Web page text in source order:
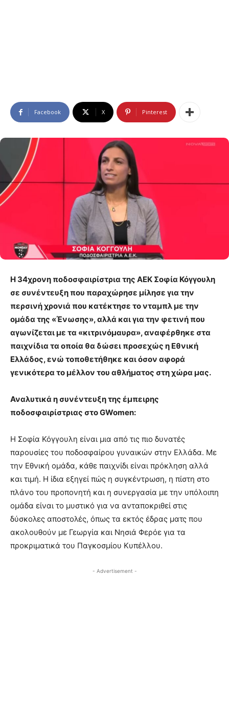
Facebook X Pinterest
Η 34χρονη ποδοσφαιρίστρια της ΑΕΚ Σοφία Κόγγουλη
σε συνέντευξη που παραχώρησε μίλησε για την
περσινή χρονιά που κατέκτησε το νταμπλ με την
ομάδα της «Ένωσης», αλλά και για την φετινή που
αγωνίζεται με τα «κιτρινόμαυρα», αναφέρθηκε στα
παιχνίδια τα οποία θα δώσει προσεχώς η Εθνική
Ελλάδος, ενώ τοποθετήθηκε και όσον αφορά
γενικότερα το μέλλον του αθλήματος στη χώρα μας.
Αναλυτικά η συνέντευξη της έμπειρης
ποδοσφαιρίστριας στο GWomen:
Η Σοφία Κόγγουλη είναι μια από τις πιο δυνατές
παρουσίες του ποδοσφαίρου γυναικών στην Ελλάδα. Με
την Εθνική ομάδα, κάθε παιχνίδι είναι πρόκληση αλλά
και τιμή. Η ίδια εξηγεί πώς η συγκέντρωση, η πίστη στο
πλάνο του προπονητή και η συνεργασία με την υπόλοιπη
ομάδα είναι το μυστικό για να ανταποκριθεί στις
δύσκολες αποστολές, όπως τα εκτός έδρας ματς που
ακολουθούν με Γεωργία και Νησιά Φερόε για τα
προκριματικά του Παγκοσμίου Κυπέλλου.
- Advertisement -